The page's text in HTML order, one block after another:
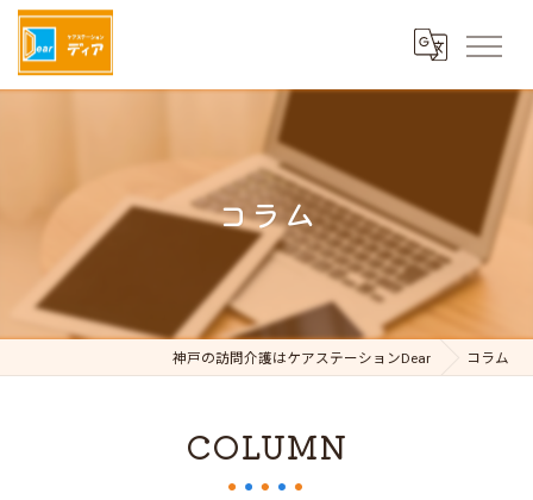
コラム
神戸の訪問介護はケアステーションDear コラム
COLUMN